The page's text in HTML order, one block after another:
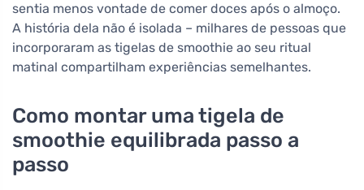
sentia menos vontade de comer doces após o almoço.
A história dela não é isolada – milhares de pessoas que
incorporaram as tigelas de smoothie ao seu ritual
matinal compartilham experiências semelhantes.
Como montar uma tigela de
smoothie equilibrada passo a
passo